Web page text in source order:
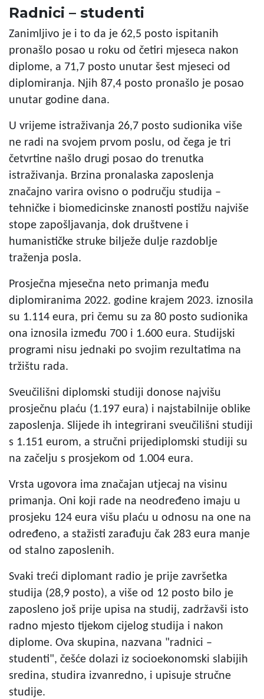
Radnici – studenti
Zanimljivo je i to da je 62,5 posto ispitanih
pronašlo posao u roku od četiri mjeseca nakon
diplome, a 71,7 posto unutar šest mjeseci od
diplomiranja. Njih 87,4 posto pronašlo je posao
unutar godine dana.
U vrijeme istraživanja 26,7 posto sudionika više
ne radi na svojem prvom poslu, od čega je tri
četvrtine našlo drugi posao do trenutka
istraživanja. Brzina pronalaska zaposlenja
značajno varira ovisno o području studija –
tehničke i biomedicinske znanosti postižu najviše
stope zapošljavanja, dok društvene i
humanističke struke bilježe dulje razdoblje
traženja posla.
Prosječna mjesečna neto primanja među
diplomiranima 2022. godine krajem 2023. iznosila
su 1.114 eura, pri čemu su za 80 posto sudionika
ona iznosila između 700 i 1.600 eura. Studijski
programi nisu jednaki po svojim rezultatima na
tržištu rada.
Sveučilišni diplomski studiji donose najvišu
prosječnu plaću (1.197 eura) i najstabilnije oblike
zaposlenja. Slijede ih integrirani sveučilišni studiji
s 1.151 eurom, a stručni prijediplomski studiji su
na začelju s prosjekom od 1.004 eura.
Vrsta ugovora ima značajan utjecaj na visinu
primanja. Oni koji rade na neodređeno imaju u
prosjeku 124 eura višu plaću u odnosu na one na
određeno, a stažisti zarađuju čak 283 eura manje
od stalno zaposlenih.
Svaki treći diplomant radio je prije završetka
studija (28,9 posto), a više od 12 posto bilo je
zaposleno još prije upisa na studij, zadržavši isto
radno mjesto tijekom cijelog studija i nakon
diplome. Ova skupina, nazvana "radnici –
studenti", češće dolazi iz socioekonomski slabijih
sredina, studira izvanredno, i upisuje stručne
studije.